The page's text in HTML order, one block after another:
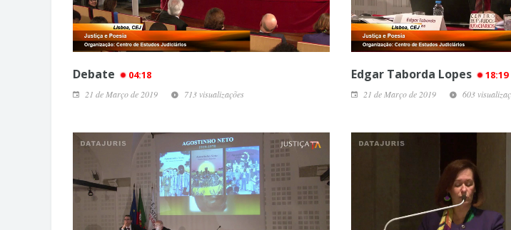
Debate 04:18
21 de Março de 2019 713 visualizações
Edgar Taborda Lopes 18:19
21 de Março de 2019 603